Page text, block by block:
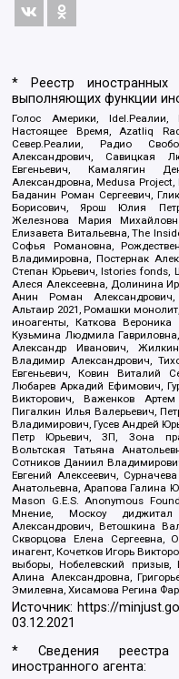
* Реестр иностранных
выполняющих функции
Голос Америки, Idel.Реалии,
Настоящее Время, Azatliq
Север.Реалии, Радио
Александрович, Савицкая
Евгеньевич, Камалягин
Александровна, Medusa
Баданин Роман Сергеевич,
Борисович, Ярош Юлия
Железнова Мария
Елизавета Витальевна, The
Софья Романовна,
Владимировна, Постернак
Степан Юрьевич, Istories fonds,
Алеся Алексеевна, Долинина
Анин Роман Александрович,
Альтаир 2021, Ромашки
иноагенты, Каткова
Кузьмина Людмила
Александр Иванович,
Владимир Александрович,
Евгеньевич, Ковин Виталий
Любарев Аркадий Ефимович,
Викторович, Важенков
Пигалкин Илья Валерьевич,
Владимирович, Гусев Андрей
Петр Юрьевич, ЗП, Зона
Вольтская Татьяна
Сотников Даниил
Евгений Алексеевич,
Анатольевна, Арапова Галина
Mason G.E.S. Anonymous
Мнение, Москоу
Александрович, Ветошкина
Скворцова Елена
инагент, Кочетков Игорь
выборы, Нобелевский призыв,
Алина Александровна,
Эмилевна, Хисамова Регина
Источник: https://
03.12.2021
* Сведения
иностранного агента: